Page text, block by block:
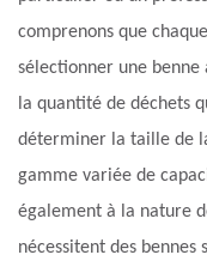
comprenons que
sélectionner une benne
la quantité de déchets
déterminer la taille de
gamme variée de
également à la nature
nécessitent des bennes